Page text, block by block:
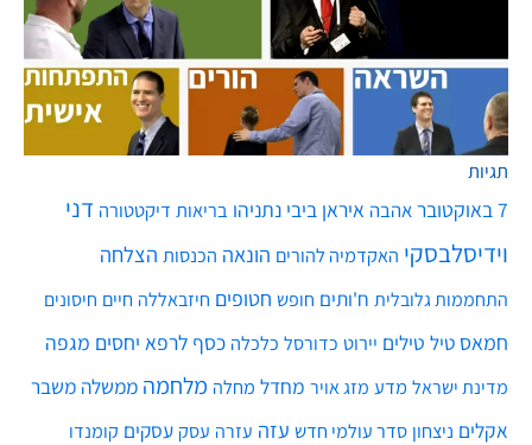
תגיות
7 באוקטובר אהבה איראן ביבי נתניהו בריאות דיקטטורה דני
וידיסלבסקי האקדמיה להורים הונאה הכנסות הצלחה
התחממות גלובלית ח'ותים חופש חטופים חיזבאללה חיים חיסונים
חמאס טיל טילים יירוט כדורסל כלכלה כסף לרפא יחסים מגפה
מדינת ישראל מדע מזג אויר מחדל מחלה מלחמה ממשלה משבר
אקלים ניצחון סדר עולמי חדש עזה עזרה עסק עסקים קומנדו